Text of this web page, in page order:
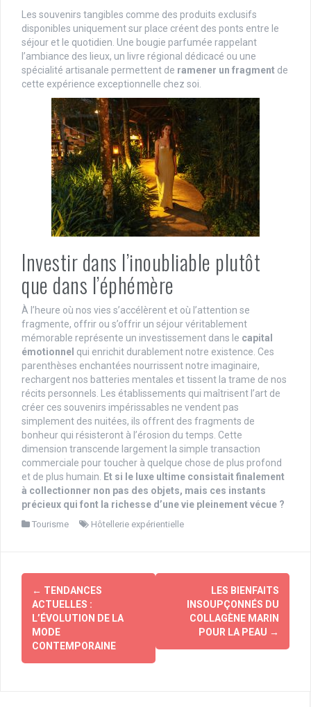
Les souvenirs tangibles comme des produits exclusifs
disponibles uniquement sur place créent des ponts entre le
séjour et le quotidien. Une bougie parfumée rappelant
l’ambiance des lieux, un livre régional dédicacé ou une
spécialité artisanale permettent de ramener un fragment de
cette expérience exceptionnelle chez soi.
Investir dans l’inoubliable plutôt
que dans l’éphémère
À l’heure où nos vies s’accélèrent et où l’attention se
fragmente, offrir ou s’offrir un séjour véritablement
mémorable représente un investissement dans le capital
émotionnel qui enrichit durablement notre existence. Ces
parenthèses enchantées nourrissent notre imaginaire,
rechargent nos batteries mentales et tissent la trame de nos
récits personnels. Les établissements qui maîtrisent l’art de
créer ces souvenirs impérissables ne vendent pas
simplement des nuitées, ils offrent des fragments de
bonheur qui résisteront à l’érosion du temps. Cette
dimension transcende largement la simple transaction
commerciale pour toucher à quelque chose de plus profond
et de plus humain.
Et si le luxe ultime consistait finalement
à collectionner non pas des objets, mais ces instants
précieux qui font la richesse d’une vie pleinement vécue ?
Tourisme Hôtellerie expérientielle
Navigation
d'article
← TENDANCES
ACTUELLES :
L’ÉVOLUTION DE LA
MODE
CONTEMPORAINE
LES BIENFAITS
INSOUPÇONNÉS DU
COLLAGÈNE MARIN
POUR LA PEAU →